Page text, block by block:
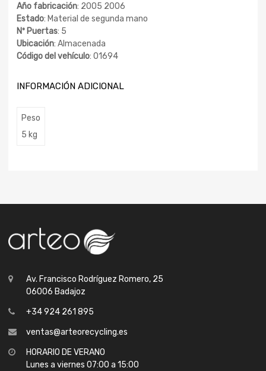
Año fabricación: 2005 2006
Estado: Material de segunda mano
Nº Puertas: 5
Ubicación: Almacenada
Código del vehículo: 01694
INFORMACIÓN ADICIONAL
Peso
5 kg
Av. Francisco Rodríguez Romero, 25
06006 Badajoz
+34 924 261 895
ventas@arteorecycling.es
HORARIO DE VERANO
Lunes a viernes 07:00 a 15:00